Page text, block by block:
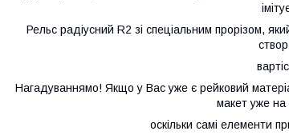
Рельс радіусний R2 зі спеціальним прорізом,
Нагадуваннямо! Якщо у Вас уже є рейковий
макет уже на
оскільки самі елементи